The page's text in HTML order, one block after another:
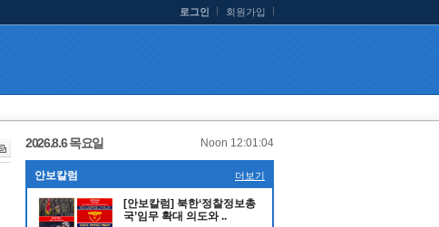
로그인 회원가입
2026.8.6 목요일 Noon 12:01:05
안보칼럼 더보기
[안보칼럼] 북한‘정찰정보총
국’임무 확대 의도와 ..